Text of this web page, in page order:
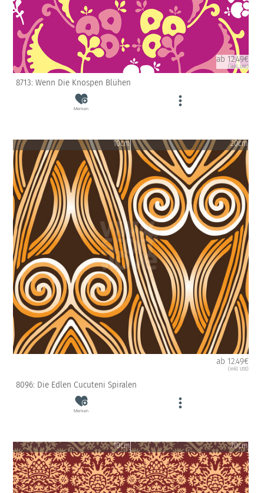
ab 12.49€
(inkl. USt)
8713: Wenn Die Knospen Blühen
Merken
10cm 20cm
ab 12.49€
(inkl. USt)
8096: Die Edlen Cucuteni Spiralen
Merken
10cm 20cm